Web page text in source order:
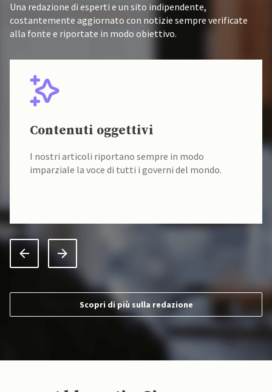
Una redazione di esperti e un sito indipendente,
costantemente aggiornato con notizie sempre verificate
alla fonte e riportate in modo obiettivo.
Contenuti oggettivi
I nostri articoli riportano sempre in modo
imparziale la voce di tutti i governi del mondo.
Scopri di più sulla redazione